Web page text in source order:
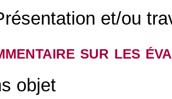
et/ou
sur les
objet